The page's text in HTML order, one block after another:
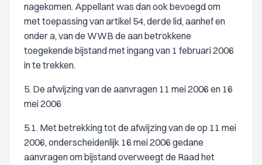
nagekomen. Appellant was dan ook bevoegd om
met toepassing van artikel 54, derde lid, aanhef en
onder a, van de WWB de aan betrokkene
toegekende bijstand met ingang van 1 februari 2006
in te trekken.
5. De afwijzing van de aanvragen 11 mei 2006 en 16
mei 2006
5.1. Met betrekking tot de afwijzing van de op 11 mei
2006, onderscheidenlijk 16 mei 2006 gedane
aanvragen om bijstand overweegt de Raad het